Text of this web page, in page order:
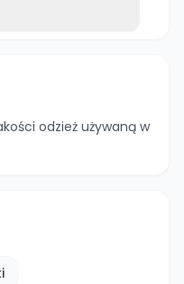
odzież używaną w